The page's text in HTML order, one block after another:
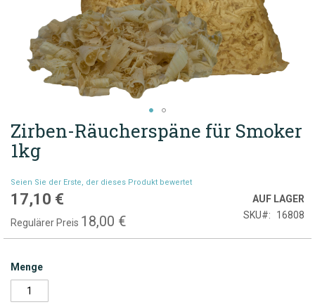
Zum
Anfang
der
springen
Zirben-Räucherspäne für Smoker
1kg
Seien Sie der Erste, der dieses Produkt bewertet
Sonderpreis
17,10 €
Regulärer Preis 18,00 €
AUF LAGER
SKU
16808
Menge